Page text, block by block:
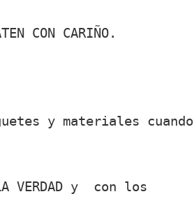
CON CARIÑO.
y materiales cuando
VERDAD y con los